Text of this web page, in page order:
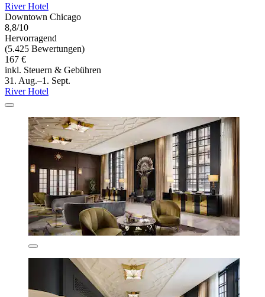
River Hotel
Downtown Chicago
8,8/10
Hervorragend
(5.425 Bewertungen)
167 €
inkl. Steuern & Gebühren
31. Aug.–1. Sept.
River Hotel